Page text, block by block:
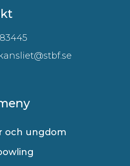
och ungdom